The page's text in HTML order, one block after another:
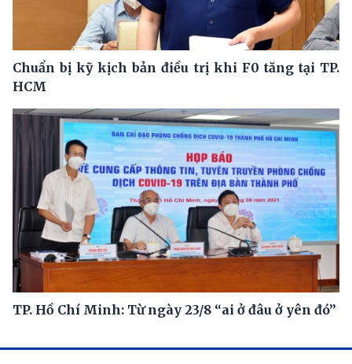
Chuẩn bị kỹ kịch bản điều trị khi F0 tăng tại TP.
HCM
TP. Hồ Chí Minh: Từ ngày 23/8 “ai ở đâu ở yên đó”